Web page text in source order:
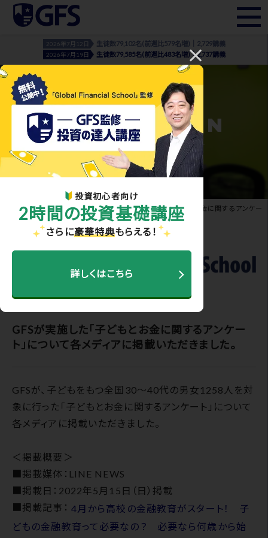
2026年7月12日 生徒数79,102名(前週比579名増)｜2,729講義
2026年7月19日 生徒数79,585名(前週比483名増)｜2,737講義
投資初心者向け
2時間の投資基礎講座
さらに豪華特典もらえる！
詳しくはこちら
INFORMATION
- お知らせ・メディア実績 -
ホーム>お知らせ・メディア実績> GFSが実施した「子どもとお金に関するアンケー
ト」について各メディアに掲載いただきました。
GFSが実施した「子どもとお金に関するアンケー
ト」について各メディアに掲載いただきました。
GFSが、子どもをもつ全国30～40代の男女1258人を対
象に行った「子どもとお金に関するアンケート」について
各メディアに掲載いただきました。
＜掲載概要＞
■掲載媒体：LINE NEWS
■掲載日：2022年5月15日（日）掲載
■掲載記事： 4月から高校の金融教育がスタート！ 子
どもの金融教育って必要なの？ 必要なら何歳から始